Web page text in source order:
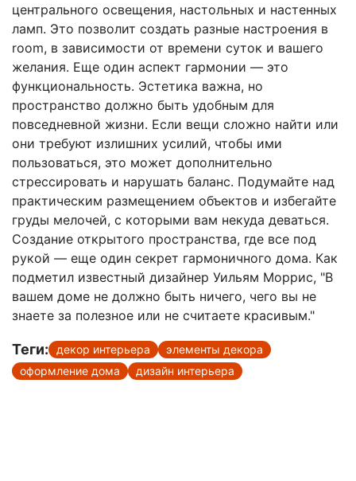
центрального освещения, настольных и настенных
ламп. Это позволит создать разные настроения в
room, в зависимости от времени суток и вашего
желания. Еще один аспект гармонии — это
функциональность. Эстетика важна, но
пространство должно быть удобным для
повседневной жизни. Если вещи сложно найти или
они требуют излишних усилий, чтобы ими
пользоваться, это может дополнительно
стрессировать и нарушать баланс. Подумайте над
практическим размещением объектов и избегайте
груды мелочей, с которыми вам некуда деваться.
Создание открытого пространства, где все под
рукой — еще один секрет гармоничного дома. Как
подметил известный дизайнер Уильям Моррис, "В
вашем доме не должно быть ничего, чего вы не
знаете за полезное или не считаете красивым."
Теги: декор интерьера
элементы декора
оформление дома
дизайн интерьера